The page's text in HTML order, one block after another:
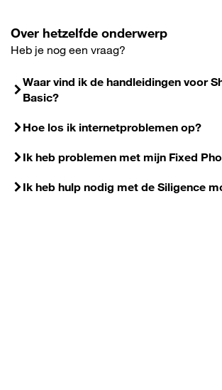
Over hetzelfde onderwerp
Heb je nog een vraag?
Waar vind ik de handleidingen voor
Basic?
Hoe los ik internetproblemen op?
Ik heb problemen met mijn Fixed
Ik heb hulp nodig met de Siligence